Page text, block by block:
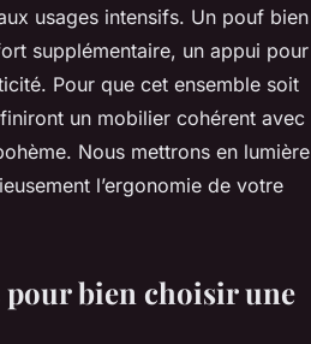
usages intensifs. Un pouf bien
supplémentaire, un appui pour
Pour que cet ensemble soit
un mobilier cohérent avec
Nous mettrons en lumière
l’ergonomie de votre
pour bien choisir une